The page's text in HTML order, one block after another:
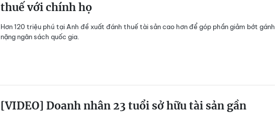
thuế với chính họ
Hơn 120 triệu phú tại Anh đề xuất đánh thuế tài sản cao hơn để góp phần giảm bớt gánh
nặng ngân sách quốc gia.
[VIDEO] Doanh nhân 23 tuổi sở hữu tài sản gần